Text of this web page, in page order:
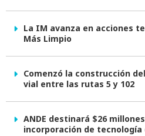
La IM avanza en acciones
Más Limpio
Comenzó la construcción
vial entre las rutas 5 y 102
ANDE destinará $26
incorporación de tecnología